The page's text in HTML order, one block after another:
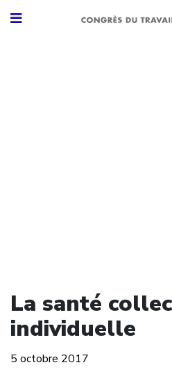
La santé
individuelle
5 octobre 2017